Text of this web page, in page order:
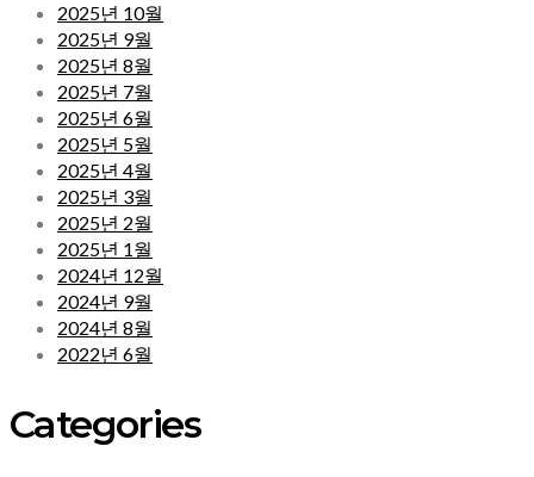
2025년 10월
2025년 9월
2025년 8월
2025년 7월
2025년 6월
2025년 5월
2025년 4월
2025년 3월
2025년 2월
2025년 1월
2024년 12월
2024년 9월
2024년 8월
2022년 6월
Categories